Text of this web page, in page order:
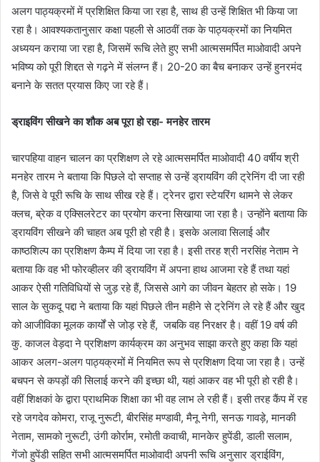
अलग पाठ्यक्रमों में प्रशिक्षित किया जा रहा है, साथ ही उन्हें शिक्षित भी किया जा
रहा है। आवश्यकतानुसार कक्षा पहली से आठवीं तक के पाठ्यक्रमों का नियमित
अध्ययन कराया जा रहा है, जिसमें रूचि लेते हुए सभी आत्मसमर्पित माओवादी अपने
भविष्य को पूरी शिद्दत से गढ़ने में संलग्न हैं। 20-20 का बैच बनाकर उन्हें हुनरमंद
बनाने के सतत प्रयास किए जा रहे हैं।
ड्राइविंग सीखने का शौक अब पूरा हो रहा- मनहेर तारम
चारपहिया वाहन चालन का प्रशिक्षण ले रहे आत्मसमर्पित माओवादी 40 वर्षीय श्री
मनहेर तारम ने बताया कि पिछले दो सप्ताह से उन्हें ड्रायविंग की ट्रेनिंग दी जा रही
है, जिसे वे पूरी रूचि के साथ सीख रहे हैं। ट्रेनर द्वारा स्टेयरिंग थामने से लेकर
क्लच, ब्रेक व एक्सिलरेटर का प्रयोग करना सिखाया जा रहा है। उन्होंने बताया कि
ड्रायविंग सीखने की चाहत अब पूरी हो रही है। इसके अलावा सिलाई और
काष्ठशिल्प का प्रशिक्षण कैम्प में दिया जा रहा है। इसी तरह श्री नरसिंह नेताम ने
बताया कि वह भी फोरव्हीलर की ड्रायविंग में अपना हाथ आजमा रहे हैं तथा यहां
आकर ऐसी गतिविधियों से जुड़ रहे हैं, जिससे आगे का जीवन बेहतर हो सके। 19
साल के सुकदू पद्दा ने बताया कि यहां पिछले तीन महीने से ट्रेनिंग ले रहे हैं और खुद
को आजीविका मूलक कार्यों से जोड़ रहे हैं, जबकि वह निरक्षर है। वहीं 19 वर्ष की
कु. काजल वेड़दा ने प्रशिक्षण कार्यक्रम का अनुभव साझा करते हुए कहा कि यहां
आकर अलग-अलग पाठ्यक्रमों में नियमित रूप से प्रशिक्षण दिया जा रहा है। उन्हें
बचपन से कपड़ों की सिलाई करने की इच्छा थी, यहां आकर वह भी पूरी हो रही है।
वहीं शिक्षकां के द्वारा प्राथमिक शिक्षा का भी वह लाभ ले रही हैं। इसी तरह कैंप में रह
रहे जगदेव कोमरा, राजू नुरूटी, बीरसिंह मण्डावी, मैनू नेगी, सनऊ गावड़े, मानकी
नेताम, सामको नुरूटी, उंगी कोर्राम, रमोती कवाची, मानकेर हुपेंडी, डाली सलाम,
गेंजो हुपेंडी सहित सभी आत्मसमर्पित माओवादी अपनी रूचि अनुसार ड्राईविंग,